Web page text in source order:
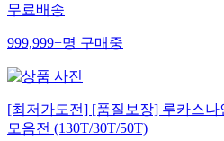
무료배송
999,999+명 구매중
[최저가도전] [품질보장] 루카스나
모음전 (130T/30T/50T)